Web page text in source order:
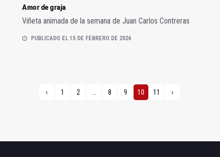
Amor de graja
Viñeta animada de la semana de Juan Carlos Contreras
PUBLICADO EL 15 DE FEBRERO DE 2026
‹ 1 2 ... 8 9 10 11 ›